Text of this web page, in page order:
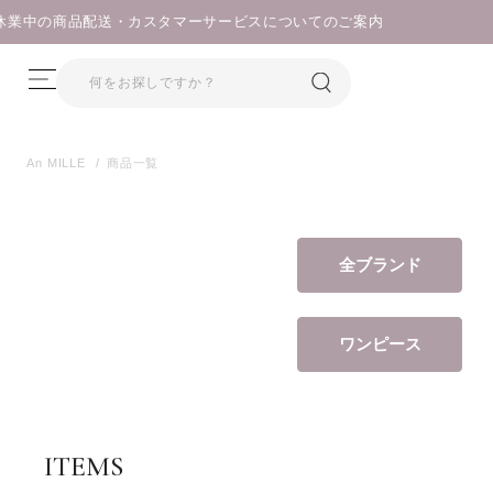
An MILLE 商品一覧
全ブランド
ワンピース
ITEMS